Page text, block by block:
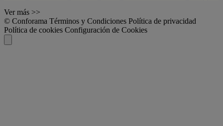
Ver más >>
© Conforama Términos y Condiciones Política de privacidad
Política de cookies Configuración de Cookies